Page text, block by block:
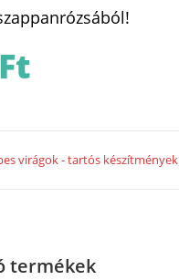
Ft
virágok - tartós készítmények
termékek